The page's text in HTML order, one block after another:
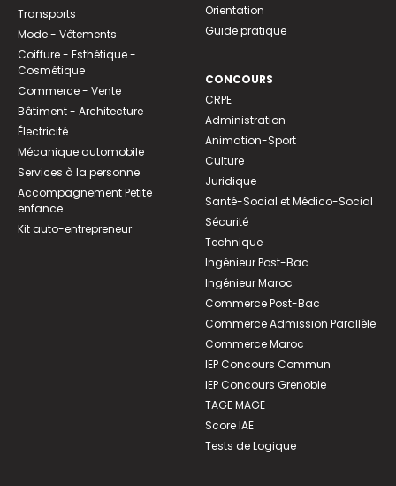
Transports
Mode - Vêtements
Coiffure - Esthétique -
Cosmétique
Commerce - Vente
Bâtiment - Architecture
Électricité
Mécanique automobile
Services à la personne
Accompagnement Petite
enfance
Kit auto-entrepreneur
Orientation
Guide pratique
CONCOURS
CRPE
Administration
Animation-Sport
Culture
Juridique
Santé-Social et Médico-Social
Sécurité
Technique
Ingénieur Post-Bac
Ingénieur Maroc
Commerce Post-Bac
Commerce Admission Parallèle
Commerce Maroc
IEP Concours Commun
IEP Concours Grenoble
TAGE MAGE
Score IAE
Tests de Logique